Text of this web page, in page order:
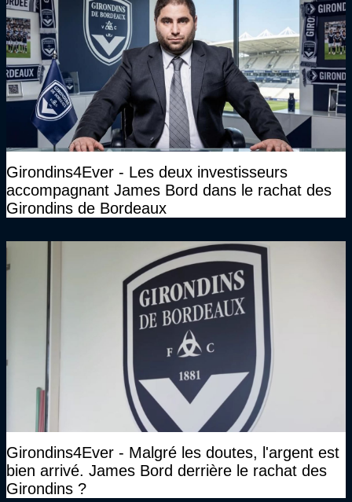
Girondins4Ever - Les deux investisseurs
accompagnant James Bord dans le rachat des
Girondins de Bordeaux
Girondins4Ever - Malgré les doutes, l'argent est
bien arrivé. James Bord derrière le rachat des
Girondins ?